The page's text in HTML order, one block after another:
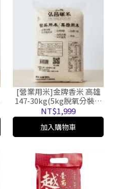
[營業用米]金牌香米 高雄
147-30kg(5kg脫氧分裝*6
包，免運，大榮貨運配送)
NT$1,999
加入購物車